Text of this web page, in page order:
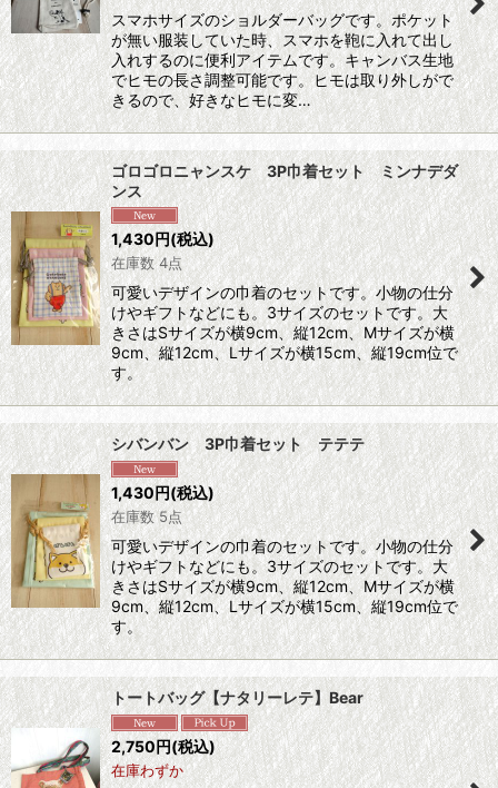
スマホサイズのショルダーバッグです。ポケット
が無い服装していた時、スマホを鞄に入れて出し
入れするのに便利アイテムです。キャンバス生地
でヒモの長さ調整可能です。ヒモは取り外しがで
きるので、好きなヒモに変…
ゴロゴロニャンスケ 3P巾着セット ミンナデダ
ンス
1,430円(税込)
在庫数 4点
可愛いデザインの巾着のセットです。小物の仕分
けやギフトなどにも。3サイズのセットです。大
きさはSサイズが横9cm、縦12cm、Mサイズが横
9cm、縦12cm、Lサイズが横15cm、縦19cm位で
す。
シバンバン 3P巾着セット テテテ
1,430円(税込)
在庫数 5点
可愛いデザインの巾着のセットです。小物の仕分
けやギフトなどにも。3サイズのセットです。大
きさはSサイズが横9cm、縦12cm、Mサイズが横
9cm、縦12cm、Lサイズが横15cm、縦19cm位で
す。
トートバッグ【ナタリーレテ】Bear
2,750円(税込)
在庫わずか